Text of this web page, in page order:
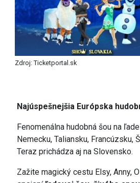
Zdroj: Ticketportal.sk
Najúspešnejšia Európska
Fenomenálna hudobná šou na ľade
Nemecku, Taliansku, Francúzsku,
Teraz prichádza aj na Slovensko.
Zažite magický cestu Elsy, Anny,